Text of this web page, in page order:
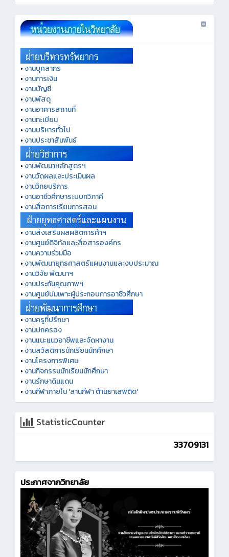
•งานบุคลากร
•งานการเงิน
•งานบัญชี
•งานพัสดุ
•งานอาคารสถานที่
•งานทะเบียน
•งานบริหารทั่วไป
•งานประชาสัมพันธ์
•งานพัฒนาหลักสูตรฯ
•งานวัดผลและประเมินผล
•งานวิทยบริการ
•งานอาชีวศึกษาระบบทวิภาคี
•งานสื่อการเรียนการสอน
•งานส่งเสริมผลผลิตการค้าฯ
•งานศูนย์ดิจิทัลและสื่อสารองค์กร
•งานความร่วมมือ
•งานพัฒนายุทธศาสตร์แผนงานและงบประมาณ
•งานวิจัย พัฒนาฯ
•งานประกันคุณภาพฯ
•งานศูนย์บ่มเพาะผู้ประกอบการอาชีวศึกษา
•งานครูที่ปรึกษา
•งานปกครอง
•งานแนะแนวอาชีพและจัดหางาน
•งานสวัสดิการนักเรียนนักศึกษา
•งานโครงการพิเศษ
•งานกิจกรรมนักเรียนนักศึกษา
•งานรักษาดินแดน
•งานกีฬาภายใน 'ลานกีฬา ต้านยาเสพติด'
StatisticCounter
33709131
ประกาศจากวิทยาลัย